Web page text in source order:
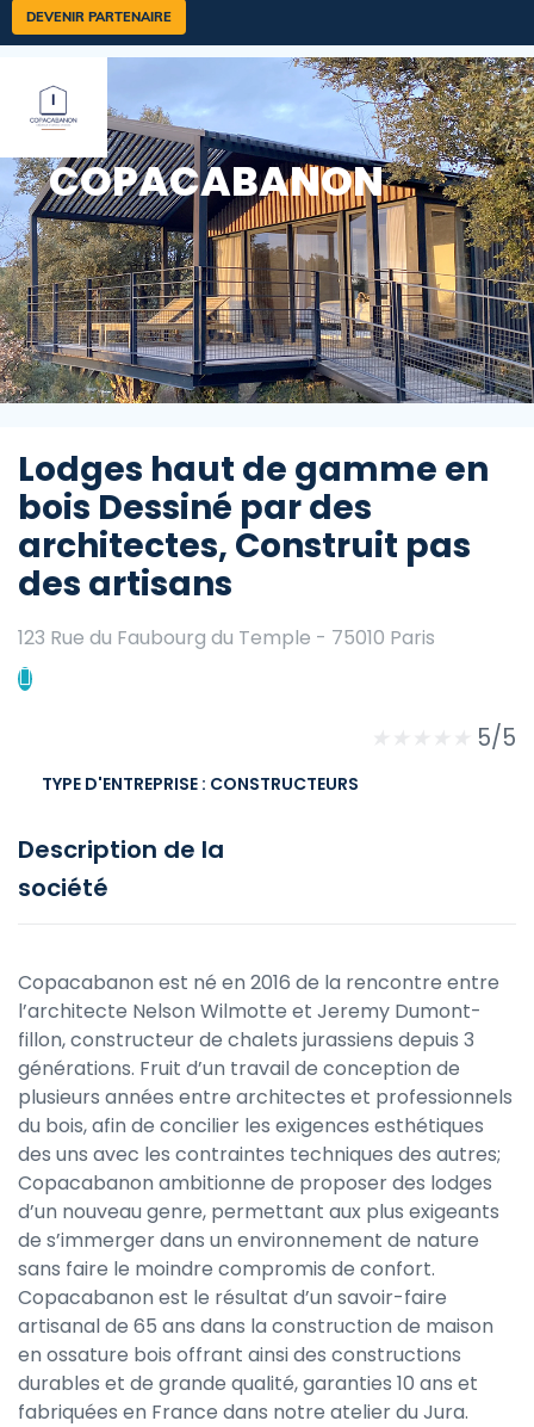
DEVENIR PARTENAIRE
COPACABANON
Lodges haut de gamme en
bois Dessiné par des
architectes, Construit pas
des artisans
123 Rue du Faubourg du Temple - 75010 Paris
5/5
TYPE D'ENTREPRISE : CONSTRUCTEURS
Description de la
société
Copacabanon est né en 2016 de la rencontre entre
l’architecte Nelson Wilmotte et Jeremy Dumont-
fillon, constructeur de chalets jurassiens depuis 3
générations. Fruit d’un travail de conception de
plusieurs années entre architectes et professionnels
du bois, afin de concilier les exigences esthétiques
des uns avec les contraintes techniques des autres;
Copacabanon ambitionne de proposer des lodges
d’un nouveau genre, permettant aux plus exigeants
de s’immerger dans un environnement de nature
sans faire le moindre compromis de confort.
Copacabanon est le résultat d’un savoir-faire
artisanal de 65 ans dans la construction de maison
en ossature bois offrant ainsi des constructions
durables et de grande qualité, garanties 10 ans et
fabriquées en France dans notre atelier du Jura.